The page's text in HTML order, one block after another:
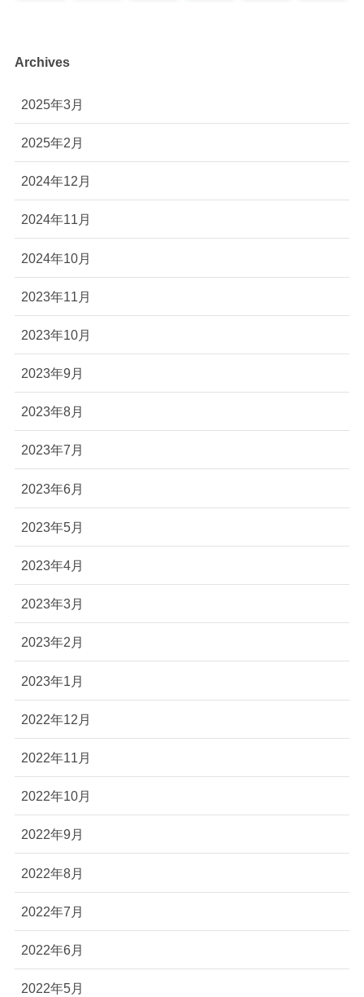
Archives
2025年3月
2025年2月
2024年12月
2024年11月
2024年10月
2023年11月
2023年10月
2023年9月
2023年8月
2023年7月
2023年6月
2023年5月
2023年4月
2023年3月
2023年2月
2023年1月
2022年12月
2022年11月
2022年10月
2022年9月
2022年8月
2022年7月
2022年6月
2022年5月